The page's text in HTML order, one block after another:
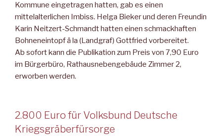
Kommune eingetragen hatten, gab es einen
mittelalterlichen Imbiss. Helga Bieker und deren Freundin
Karin Neitzert-Schmandt hatten einen schmackhaften
Bohneneintopf ä la (Landgraf) Gottfried vorbereitet.
Ab sofort kann die Publikation zum Preis von 7,90 Euro
im Bürgerbüro, Rathausnebengebäude Zimmer 2,
erworben werden.
2.800 Euro für Volksbund Deutsche
Kriegsgräberfürsorge